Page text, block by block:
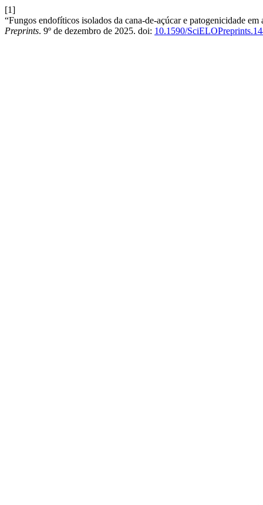
[1]
“Fungos endofíticos isolados da cana-de-açúcar e patogenicidade
Preprints. 9º de dezembro de 2025. doi: 10.1590/